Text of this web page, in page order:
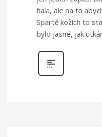
hala, ale na to
Spartě kožich to
bylo jasné, jak